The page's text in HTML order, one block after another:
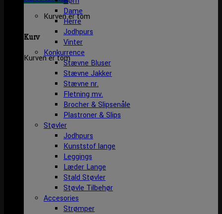
Kurven er tom
Kurv
Kurven er tom
Dame
Herre
Jodhpurs
Vinter
Konkurrence
Stævne Bluser
Stævne Jakker
Stævne nr.
Fletning mv.
Brocher & Slipsenåle
Plastroner & Slips
Støvler
Jodhpurs
Kunststof lange
Leggings
Læder Lange
Stald Støvler
Støvle Tilbehør
Accesories
Strømper